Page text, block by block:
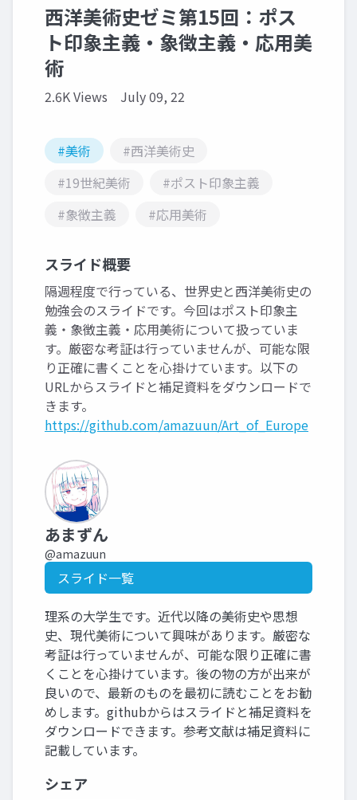
西洋美術史ゼミ第15回：ポス
ト印象主義・象徴主義・応用美
術
2.6K Views July 09, 22
#美術
#西洋美術史
#19世紀美術
#ポスト印象主義
#象徴主義
#応用美術
スライド概要
隔週程度で行っている、世界史と西洋美術史の
勉強会のスライドです。今回はポスト印象主
義・象徴主義・応用美術について扱っていま
す。厳密な考証は行っていませんが、可能な限
り正確に書くことを心掛けています。以下の
URLからスライドと補足資料をダウンロードで
きます。
https://github.com/amazuun/Art_of_Europe
あまずん
@amazuun
スライド一覧
理系の大学生です。近代以降の美術史や思想
史、現代美術について興味があります。厳密な
考証は行っていませんが、可能な限り正確に書
くことを心掛けています。後の物の方が出来が
良いので、最新のものを最初に読むことをお勧
めします。githubからはスライドと補足資料を
ダウンロードできます。参考文献は補足資料に
記載しています。
シェア